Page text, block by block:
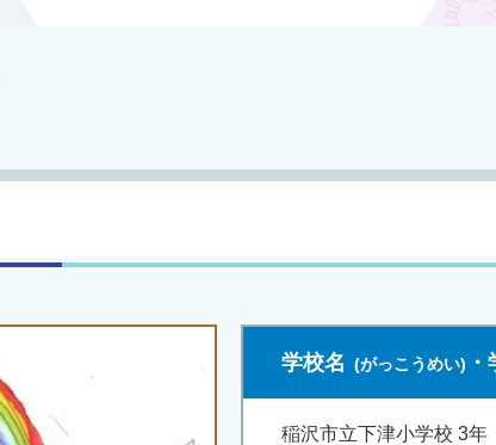
学校名 ・
稲沢市立下津小学校 3年